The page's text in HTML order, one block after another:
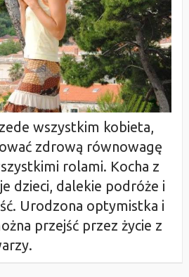
wszystkim kobieta,
zdrową równowagę
rolami. Kocha z
dzieci, dalekie podróże i
Urodzona optymistka i
przejść przez życie z